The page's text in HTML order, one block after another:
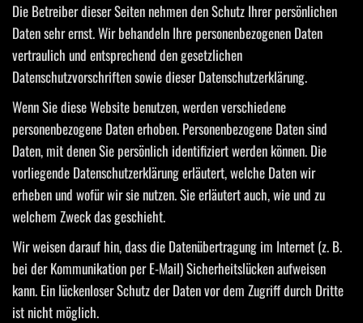
Die Betreiber dieser Seiten nehmen den Schutz Ihrer persönlichen
Daten sehr ernst. Wir behandeln Ihre personenbezogenen Daten
vertraulich und entsprechend den gesetzlichen
Datenschutzvorschriften sowie dieser Datenschutzerklärung.
Wenn Sie diese Website benutzen, werden verschiedene
personenbezogene Daten erhoben. Personenbezogene Daten sind
Daten, mit denen Sie persönlich identifiziert werden können. Die
vorliegende Datenschutzerklärung erläutert, welche Daten wir
erheben und wofür wir sie nutzen. Sie erläutert auch, wie und zu
welchem Zweck das geschieht.
Wir weisen darauf hin, dass die Datenübertragung im Internet (z. B.
bei der Kommunikation per E-Mail) Sicherheitslücken aufweisen
kann. Ein lückenloser Schutz der Daten vor dem Zugriff durch Dritte
ist nicht möglich.